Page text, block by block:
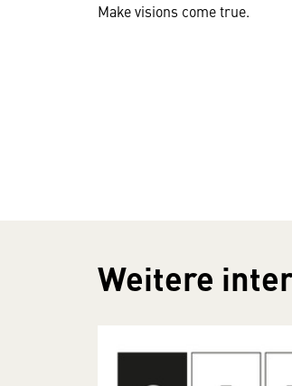
Make visions come true.
Weitere